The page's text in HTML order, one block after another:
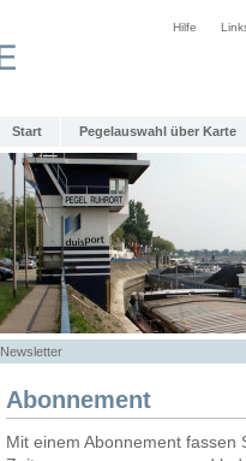
Hilfe
Start Pegelauswahl über Karte
Newsletter
Abonnement
Mit einem Abonnement